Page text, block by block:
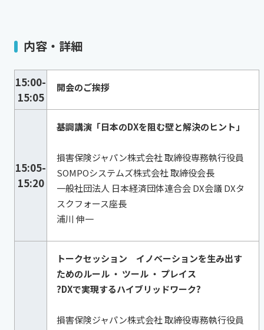
内容・詳細
15:00-
15:05
開会のご挨拶
15:05-
15:20
基調講演「日本のDXを阻む壁と解決のヒント」
損害保険ジャパン株式会社 取締役専務執行役員
SOMPOシステムズ株式会社 取締役会長
一般社団法人 日本経済団体連合会 DX会議 DXタ
スクフォース座長
浦川 伸一
トークセッション イノベーションを生み出す
ためのルール ・ ツール ・ プレイス
?DXで実現するハイブリッドワーク?
損害保険ジャパン株式会社 取締役専務執行役員